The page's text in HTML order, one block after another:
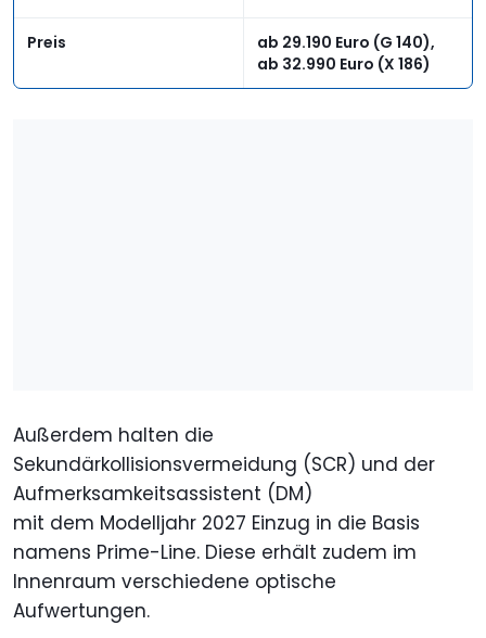
Preis
ab 29.190 Euro (G 140),
ab 32.990 Euro (X 186)
Außerdem halten die
Sekundärkollisionsvermeidung (SCR) und der
Aufmerksamkeitsassistent (DM)
mit dem Modelljahr 2027 Einzug in die Basis
namens Prime-Line. Diese erhält zudem im
Innenraum verschiedene optische
Aufwertungen.